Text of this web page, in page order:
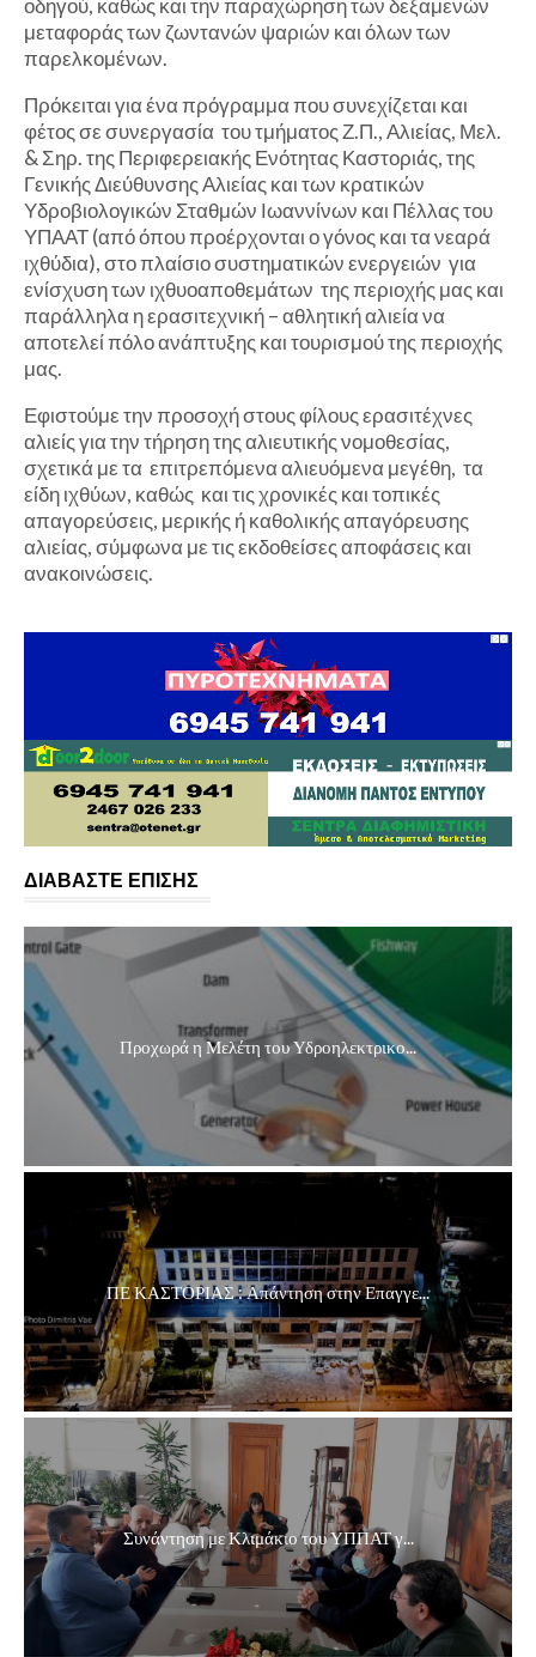
οδηγού, καθώς και την παραχώρηση των δεξαμενών
μεταφοράς των ζωντανών ψαριών και όλων των
παρελκομένων.
Πρόκειται για ένα πρόγραμμα που συνεχίζεται και
φέτος σε συνεργασία του τμήματος Ζ.Π., Αλιείας, Μελ.
& Σηρ. της Περιφερειακής Ενότητας Καστοριάς, της
Γενικής Διεύθυνσης Αλιείας και των κρατικών
Υδροβιολογικών Σταθμών Ιωαννίνων και Πέλλας του
ΥΠΑΑΤ (από όπου προέρχονται ο γόνος και τα νεαρά
ιχθύδια), στο πλαίσιο συστηματικών ενεργειών για
ενίσχυση των ιχθυοαποθεμάτων της περιοχής μας και
παράλληλα η ερασιτεχνική – αθλητική αλιεία να
αποτελεί πόλο ανάπτυξης και τουρισμού της περιοχής
μας.
Εφιστούμε την προσοχή στους φίλους ερασιτέχνες
αλιείς για την τήρηση της αλιευτικής νομοθεσίας,
σχετικά με τα επιτρεπόμενα αλιευόμενα μεγέθη, τα
είδη ιχθύων, καθώς και τις χρονικές και τοπικές
απαγορεύσεις, μερικής ή καθολικής απαγόρευσης
αλιείας, σύμφωνα με τις εκδοθείσες αποφάσεις και
ανακοινώσεις.
ΔΙΑΒΑΣΤΕ ΕΠΙΣΗΣ
Προχωρά η Μελέτη του Υδροηλεκτρικο...
ΠΕ ΚΑΣΤΟΡΙΑΣ : Απάντηση στην Επαγγε...
Συνάντηση με Κλιμάκιο του ΥΠΠΑΤ γ...